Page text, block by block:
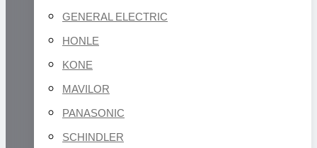
GENERAL ELECTRIC
HONLE
KONE
MAVILOR
PANASONIC
SCHINDLER